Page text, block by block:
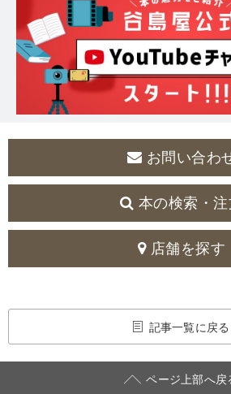
お問い合わ
本の検索・注
店舗を探す
記事一覧に戻る
ページ上部へ戻